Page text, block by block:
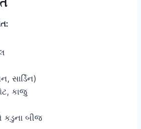
સાર્ડિન)
કાજુ
કડુના બીજ